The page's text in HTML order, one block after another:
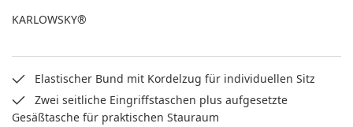
KARLOWSKY®
Elastischer Bund mit Kordelzug für individuellen Sitz
Zwei seitliche Eingriffstaschen plus aufgesetzte
Gesäßtasche für praktischen Stauraum